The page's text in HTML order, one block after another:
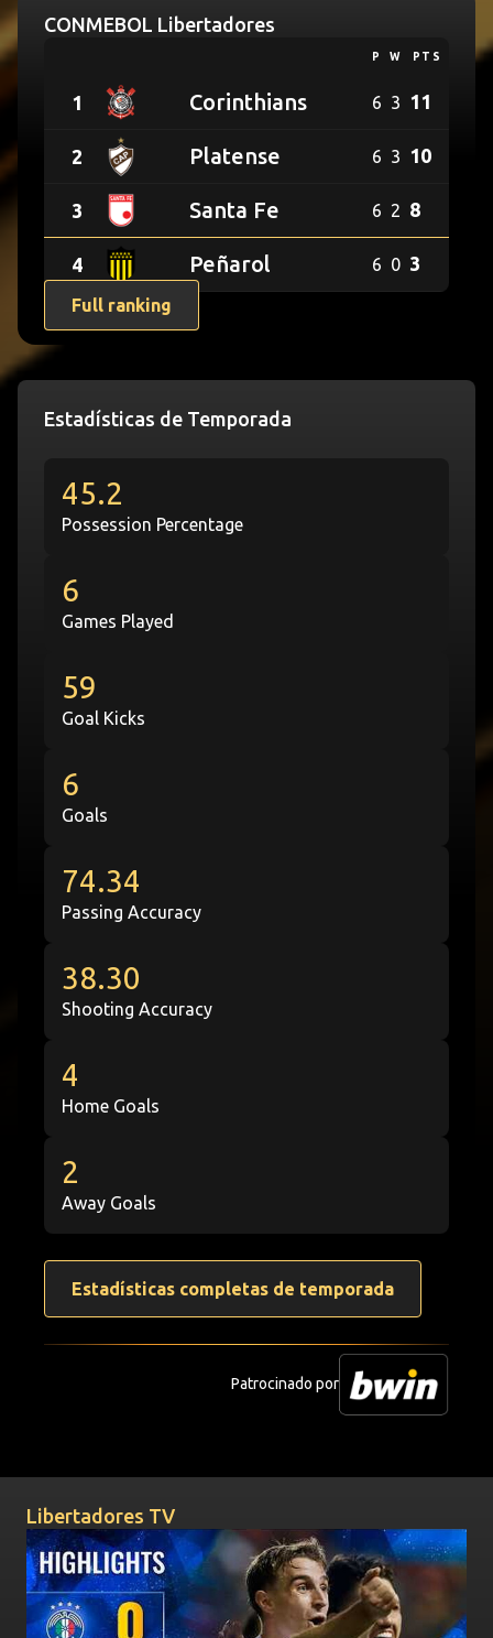
CONMEBOL Libertadores
P W PTS
1
Corinthians
Paulista
Corinthians 6 3 11
2
Platense
Platense 6 3 10
3
Club
Independiente
Santa
Fe
Santa Fe 6 2 8
4
CA
Peñarol 6 0 3
Full ranking
Team Stats
Estadísticas de Temporada
45.2
Possession Percentage
6
Games Played
59
Goal Kicks
6
Goals
74.34
Passing Accuracy
38.30
Shooting Accuracy
4
Home Goals
2
Away Goals
Estadísticas completas de temporada
Patrocinado por
Videos
Libertadores TV
AUDAX ITALIANO vs. OLIMPIA | HIGHLIGHTS |